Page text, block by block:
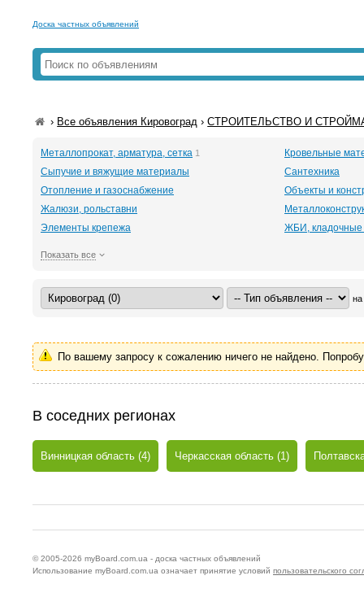
Доска частных объявлений
› Все объявления Кировоград ›СТРОИТЕЛЬСТВО И
Металлопрокат, арматура, сетка 1
Кровельные
Сыпучие и вяжущие материалы
Сантехника
Отопление и газоснабжение
Объекты и
Жалюзи, рольставни
Элементы крепежа
ЖБИ,
Показать все
на
По вашему запросу к сожалению ничего не найдено.
В соседних регионах
Винницкая область (4) Черкасская область (1)
© 2005-2026 myBoard.com.ua - доска частных объявлений
Использование myBoard.com.ua означает принятие условий пользовательского